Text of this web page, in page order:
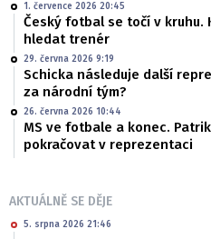
1. července 2026 20:45
Český fotbal se točí v kruhu.
hledat trenér
29. června 2026 9:19
Schicka následuje další
za národní tým?
26. června 2026 10:44
MS ve fotbale a konec.
pokračovat v reprezentaci
AKTUÁLNĚ SE DĚJE
5. srpna 2026 21:46